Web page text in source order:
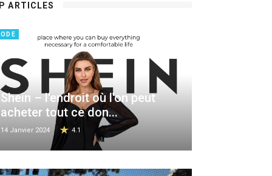
ARTICLES
Shein – l'endroit où l'on peut
acheter tout ce don...
14 Janvier 2024 4.1